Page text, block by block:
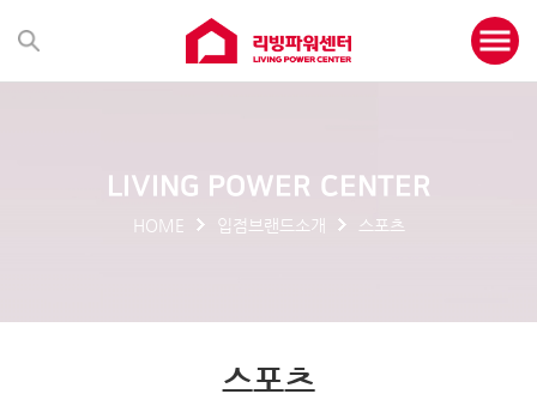
LIVING POWER CENTER
HOME 입점브랜드소개 스포츠
스포츠